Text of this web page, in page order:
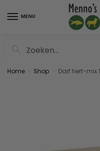
MENU
Home Shop Darf hert-mix